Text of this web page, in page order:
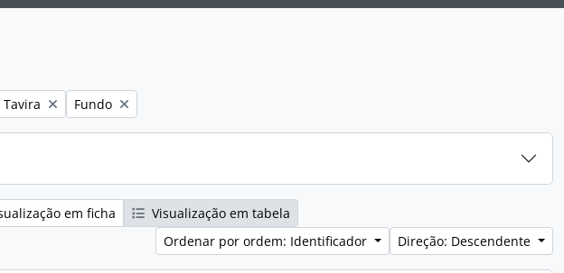
Remover filtro:
Fundo
em ficha
Visualização em tabela
Ordenar por ordem: Identificador
Direção: Descendente